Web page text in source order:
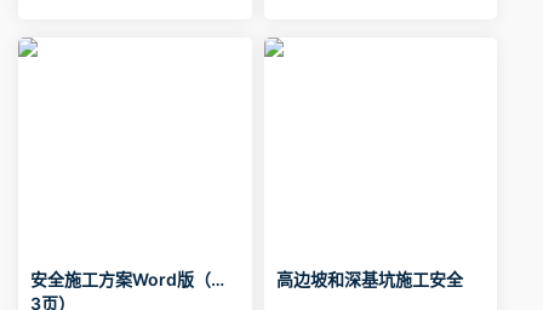
安全施工方案Word版（共2
3页）
高边坡和深基坑施工安全